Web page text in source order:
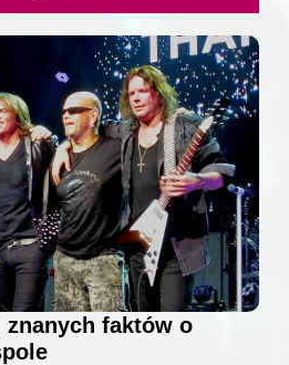
znanych faktów o